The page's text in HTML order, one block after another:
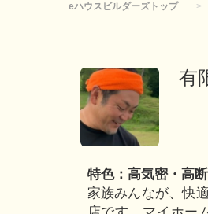
eハウスビルダーズトップ
有
特色：高気密・高
家族みんなが、快